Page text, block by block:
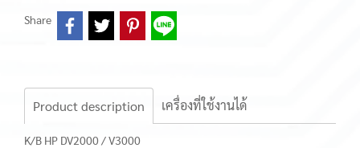
Share
Product description เครื่องที่ใช้งานได้
K/B HP DV2000 / V3000